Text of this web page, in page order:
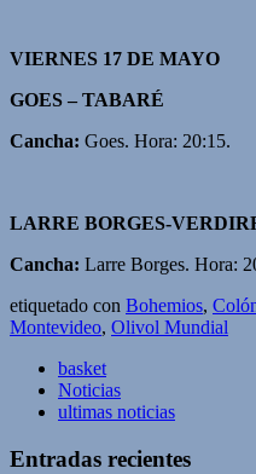
VIERNES 17 DE MAYO
GOES – TABARÉ
Cancha: Goes. Hora: 20:15.
LARRE BORGES-
Cancha: Larre Borges. Hora:
etiquetado con Bohemios,
Montevideo, Olivol Mundial
basket
Noticias
ultimas noticias
Entradas recientes